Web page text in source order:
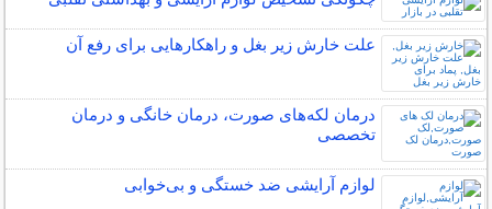
علت خارش زیر بغل و راهکارهایی برای رفع آن
درمان لکه‌های صورت، درمان خانگی و درمان
تخصصی
لوازم آرایشی ضد خستگی و بی‌خوابی